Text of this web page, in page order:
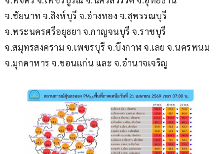
จ.ชัยนาท จ.สิงห์บุรี จ.อ่างทอง จ.สุพรรณบุรี
จ.พระนครศรีอยุธยา จ.กาญจนบุรี จ.ราชบุรี
จ.สมุทรสงคราม จ.เพชรบุรี จ.บึงกาฬ จ.เลย จ.นครพนม
จ.มุกดาหาร จ.ขอนแก่น และ จ.อำนาจเจริญ